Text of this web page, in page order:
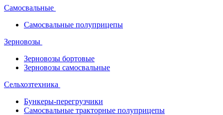
Самосвальные
Самосвальные полуприцепы
Зерновозы
Зерновозы бортовые
Зерновозы самосвальные
Сельхозтехника
Бункеры-перегрузчики
Самосвальные тракторные полуприцепы